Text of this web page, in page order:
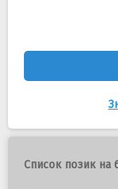
Список позик на